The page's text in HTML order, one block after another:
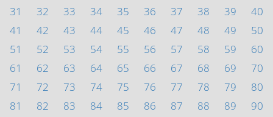
31
32 33 34 35 36 37 38 39
40
41
42 43 44 45 46 47 48 49
50
51
52 53 54 55 56 57 58 59
60
61
62 63 64 65 66 67 68 69
70
71
72 73 74 75 76 77 78 79
80
81
82 83 84 85 86 87 88 89
90